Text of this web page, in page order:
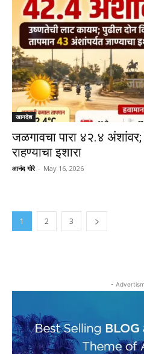
खानदेश
जळगावचा पारा ४२.४
राहण्याचा इशारा
आनंद गोरे - May 16, 2026
1 2 3
-